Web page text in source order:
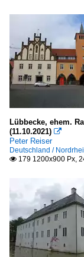
Lübbecke, ehem.
(11.10.2021) 
Peter Reiser
Deutschland /
 179 1200x900 Px,